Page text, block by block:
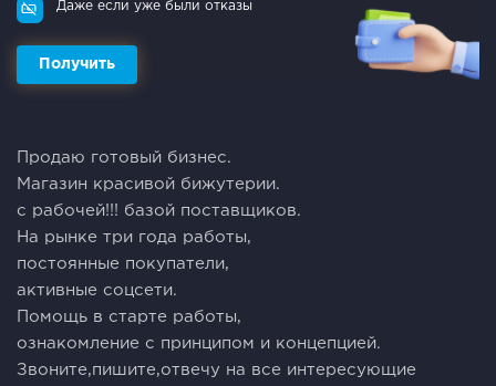
Даже если уже были отказы
Получить
Продаю готовый бизнес.
Магазин красивой бижутерии.
с рабочей!!! базой поставщиков.
На рынке три года работы,
постоянные покупатели,
активные соцсети.
Помощь в старте работы,
ознакомление с принципом и концепцией.
Звоните,пишите,отвечу на все интересующие